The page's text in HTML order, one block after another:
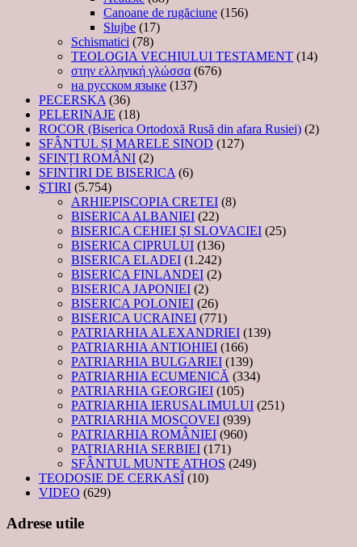
Canoane de rugăciune (156)
Slujbe (17)
Schismatici (78)
TEOLOGIA VECHIULUI TESTAMENT (14)
στην ελληνική γλώσσα (676)
на русском языке (137)
PECERSKA (36)
PELERINAJE (18)
ROCOR (Biserica Ortodoxă Rusă din afara Rusiei) (2)
SFÂNTUL ȘI MARELE SINOD (127)
SFINȚI ROMÂNI (2)
SFINTIRI DE BISERICA (6)
ŞTIRI (5.754)
ARHIEPISCOPIA CRETEI (8)
BISERICA ALBANIEI (22)
BISERICA CEHIEI ŞI SLOVACIEI (25)
BISERICA CIPRULUI (136)
BISERICA ELADEI (1.242)
BISERICA FINLANDEI (2)
BISERICA JAPONIEI (2)
BISERICA POLONIEI (26)
BISERICA UCRAINEI (771)
PATRIARHIA ALEXANDRIEI (139)
PATRIARHIA ANTIOHIEI (166)
PATRIARHIA BULGARIEI (139)
PATRIARHIA ECUMENICĂ (334)
PATRIARHIA GEORGIEI (105)
PATRIARHIA IERUSALIMULUI (251)
PATRIARHIA MOSCOVEI (939)
PATRIARHIA ROMÂNIEI (960)
PATRIARHIA SERBIEI (171)
SFÂNTUL MUNTE ATHOS (249)
TEODOSIE DE CERKASÎ (10)
VIDEO (629)
Adrese utile